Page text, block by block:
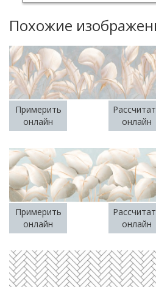
Похожие
Примерить
онлайн
онлайн
Примерить
онлайн
онлайн